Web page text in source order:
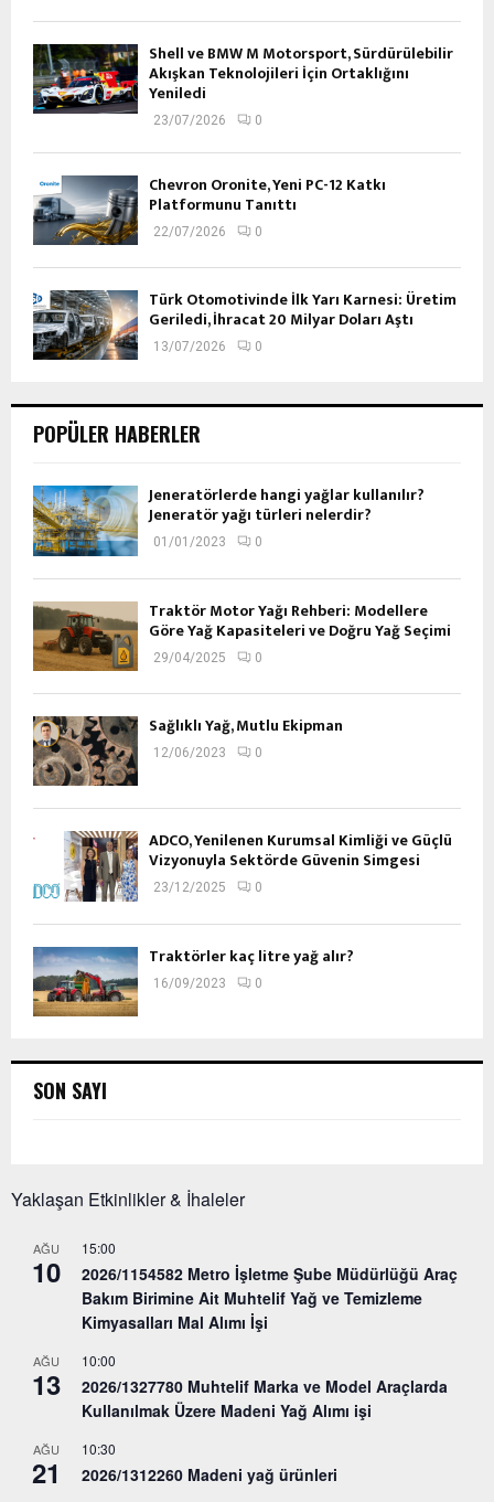
Shell ve BMW M Motorsport, Sürdürülebilir
Akışkan Teknolojileri İçin Ortaklığını
Yeniledi
23/07/2026 0
Chevron Oronite, Yeni PC-12 Katkı
Platformunu Tanıttı
22/07/2026 0
Türk Otomotivinde İlk Yarı Karnesi: Üretim
Geriledi, İhracat 20 Milyar Doları Aştı
13/07/2026 0
POPÜLER HABERLER
Jeneratörlerde hangi yağlar kullanılır?
Jeneratör yağı türleri nelerdir?
01/01/2023 0
Traktör Motor Yağı Rehberi: Modellere
Göre Yağ Kapasiteleri ve Doğru Yağ Seçimi
29/04/2025 0
Sağlıklı Yağ, Mutlu Ekipman
12/06/2023 0
ADCO, Yenilenen Kurumsal Kimliği ve Güçlü
Vizyonuyla Sektörde Güvenin Simgesi
23/12/2025 0
Traktörler kaç litre yağ alır?
16/09/2023 0
SON SAYI
Yaklaşan Etkinlikler & İhaleler
AĞU
10
15:00
2026/1154582 Metro İşletme Şube Müdürlüğü Araç
Bakım Birimine Ait Muhtelif Yağ ve Temizleme
Kimyasalları Mal Alımı İşi
AĞU
13
10:00
2026/1327780 Muhtelif Marka ve Model Araçlarda
Kullanılmak Üzere Madeni Yağ Alımı işi
AĞU
21
10:30
2026/1312260 Madeni yağ ürünleri